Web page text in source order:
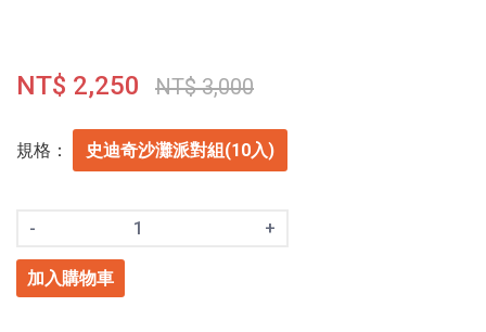
NT$ 2,250 NT$ 3,000
規格： 史迪奇沙灘派對組(10入)
+
-
加入購物車